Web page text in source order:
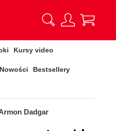
Kursy video
Nowości Bestsellery
Dadgar